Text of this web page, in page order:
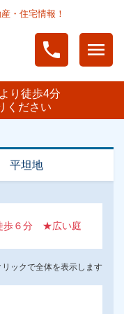
・住宅情報！
phone menu
り徒歩4分
ください
平坦地
６分 ★広い庭
ックで全体を表示します